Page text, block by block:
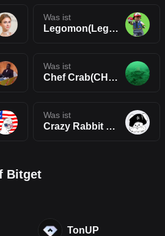
Was ist
Legomon(Legomon)
Was ist
Chef Crab(CHEFCRAB)
Was ist
Crazy Rabbit Coin(CRC)
Bitget
TonUP